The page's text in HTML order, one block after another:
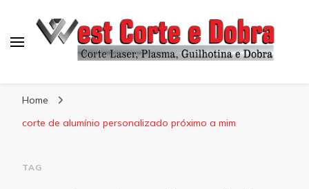
Home
corte de alumínio personalizado próximo a mim
TAG